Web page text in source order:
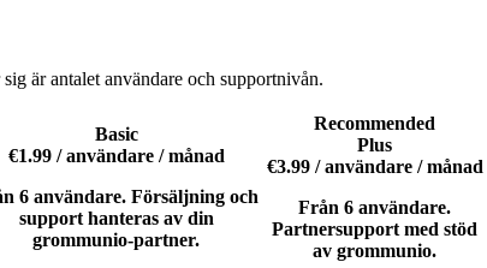
är antalet användare och supportnivån.
Basic
€1.99 / användare / månad
6 användare. Försäljning och
support hanteras av din
grommunio-partner.
Recommended
Plus
€3.99 / användare / månad
Från 6 användare.
Partnersupport med stöd
av grommunio.